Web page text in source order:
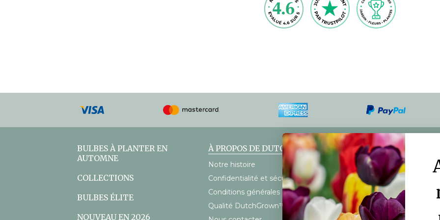
paiement
BULBES À PLANTER EN
AUTOMNE
COLLECTIONS
BULBES ÉLITE
NOUVEAU EN 2026
À PROPOS DE DUTCHGROWN
Notre histoire
Confidentialité et sécurité
Conditions générales
Qualité DutchGrown™
SERVICE À LA CLIENTÈLE
FAQ
Mon compte
Calendrier d’expédition
Frais d’expédition